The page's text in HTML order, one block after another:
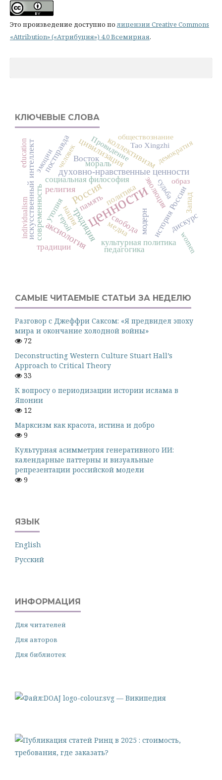
Это произведение доступно полицензии Creative Commons
«Attribution» («Атрибуция») 4.0 Всемирная.
КЛЮЧЕВЫЕ СЛОВА
ценности
Россия
духовно-нравственные ценности
традиция
аксиология
коллективизм
модерн
современностьрелигия
цивилизация
искусственный интеллект социальная философия эволюция
нация
постправда
утопия памятьполитика история России
культурная политика
свобода
медиа дискурс
мораль
традиции
Запад
Восток
педагогика
individualism
демократия
судьба
Провидение
education
обществознание
Tao Xingzhi
women
образ
человек
эмоции
герой
САМЫЕ ЧИТАЕМЫЕ СТАТЬИ ЗА НЕДЕЛЮ
Разговор с Джеффри Саксом: «Я предвидел эпоху
мира и окончание холодной войны»
72
Deconstructing Western Culture Stuart Hall’s
Approach to Critical Theory
33
К вопросу о периодизации истории ислама в
Японии
12
Марксизм как красота, истина и добро
9
Культурная асимметрия генеративного ИИ:
календарные паттерны и визуальные
репрезентации российской модели
9
ЯЗЫК
English
Русский
ИНФОРМАЦИЯ
Для читателей
Для авторов
Для библиотек